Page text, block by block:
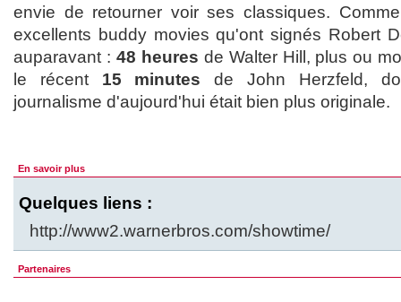
envie de retourner voir ses classiques.
excellents buddy movies qu'ont signés Robert
auparavant : 48 heures de Walter Hill, plus ou
le récent 15 minutes de John Herzfeld,
journalisme d'aujourd'hui était bien plus originale.
En savoir plus
Quelques liens :
http://www2.warnerbros.com/showtime/
Partenaires